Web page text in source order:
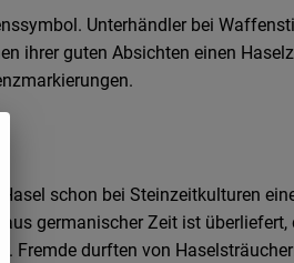
Unterhändler bei
ihrer guten Absichten einen
schon bei Steinzeitkulturen
germanischer Zeit ist überliefert,
Fremde durften von